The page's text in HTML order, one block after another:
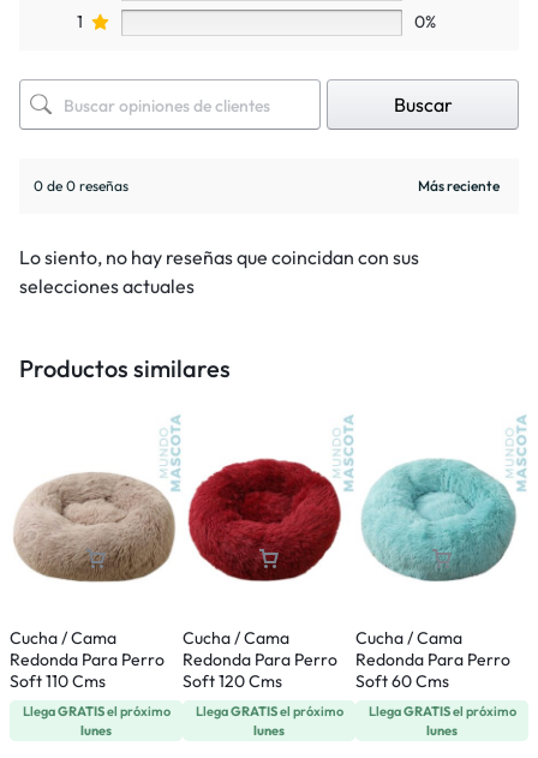
1
0%
Buscar
0 de 0 reseñas
Lo siento, no hay reseñas que coincidan con sus
selecciones actuales
Productos similares
Cucha / Cama
Redonda Para Perro
Soft 110 Cms
LlegaGRATISel próximo
lunes
Cucha / Cama
Redonda Para Perro
Soft 120 Cms
LlegaGRATISel próximo
lunes
Cucha / Cama
Redonda Para Perro
Soft 60 Cms
LlegaGRATISel próximo
lunes